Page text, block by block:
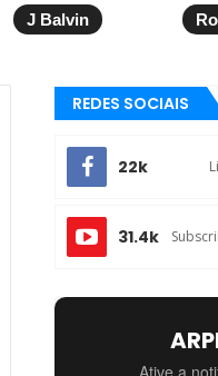
J Balvin
REDES SOCIAIS
22k
31.4k
Ative a